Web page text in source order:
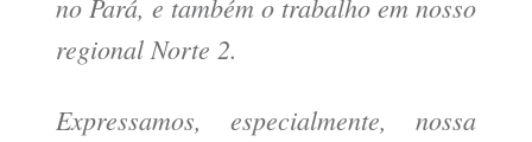
no Pará, e também o trabalho em nosso
regional Norte 2.
Expressamos, especialmente, nossa